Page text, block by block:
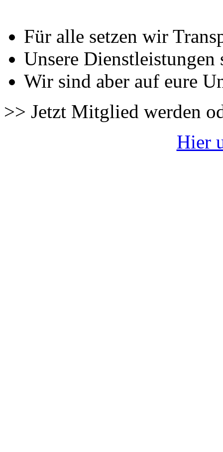
Für alle setzen wir
Unsere Dienstleistungen
Wir sind aber auf eure
>> Jetzt Mitglied werden
Hier